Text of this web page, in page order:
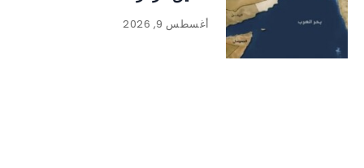
أغسطس 9, 2026